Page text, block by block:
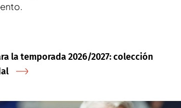
la temporada 2026/2027: colección